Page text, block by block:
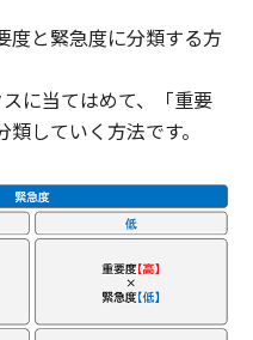
度と緊急度に分類する方
に当てはめて、「重要
していく方法です。